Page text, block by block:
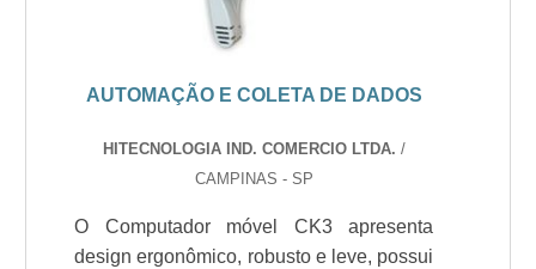
AUTOMAÇÃO E COLETA DE DADOS
HITECNOLOGIA IND. COMERCIO LTDA. /
CAMPINAS - SP
O Computador móvel CK3 apresenta
design ergonômico, robusto e leve, possui